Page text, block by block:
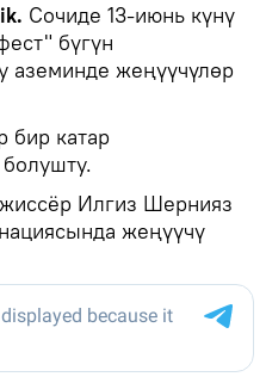
Сочиде 13-июнь күнү
бүгүн
жеңүүчүлөр
бир катар
Илгиз Шернияз
жеңүүчү